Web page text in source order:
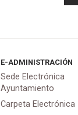
E-ADMINISTRACIÓN
Sede Electrónica
Ayuntamiento
Carpeta Electrónica